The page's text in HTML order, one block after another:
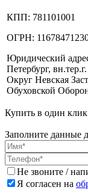
КПП: 781101001
ОГРН:
Юридический
Петербург,
Округ Невская
Обуховской
Купить в один клик
Заполните данные
Не звоните /
Я согласен на